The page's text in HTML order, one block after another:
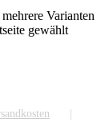
Varianten
gewählt